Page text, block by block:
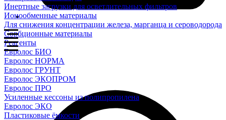
Инертные загрузки для осветлительных фильтров
Ионообменные материалы
Для снижения концентрации железа, марганца и сероводорода
Сорбционные материалы
Реагенты
Евролос БИО
Евролос НОРМА
Евролос ГРУНТ
Евролос ЭКОПРОМ
Евролос ПРО
Усиленные кессоны из полипропилена
Евролос ЭКО
Пластиковые ёмкости